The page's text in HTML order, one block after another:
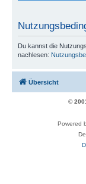
Du kannst die
nachlesen:
Übersicht
©
Powered